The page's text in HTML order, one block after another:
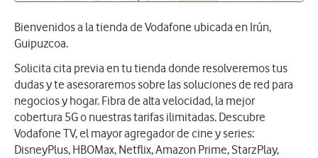
Bienvenidos a la tienda de Vodafone ubicada en Irún,
Guipuzcoa.
Solicita cita previa en tu tienda donde resolveremos tus
dudas y te asesoraremos sobre las soluciones de red para
negocios y hogar. Fibra de alta velocidad, la mejor
cobertura 5G o nuestras tarifas ilimitadas. Descubre
Vodafone TV, el mayor agregador de cine y series:
DisneyPlus, HBOMax, Netflix, Amazon Prime, StarzPlay,